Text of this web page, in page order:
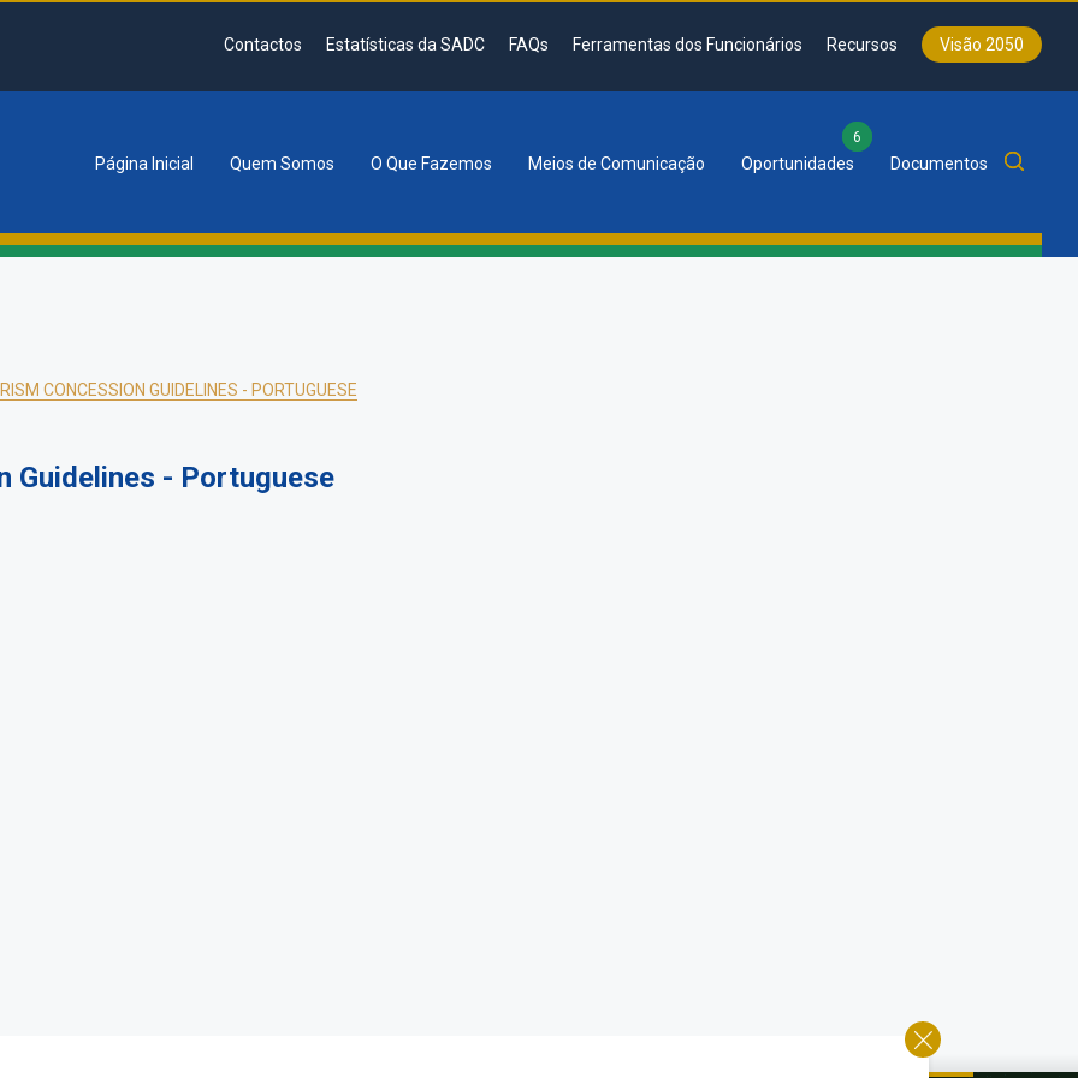
Contactos Estatísticas da SADC FAQs Ferramentas dos Funcionários Recursos Visão 2050
Página Inicial Quem Somos O Que Fazemos Meios de Comunicação Oportunidades
6
Documentos
CONCESSION GUIDELINES - PORTUGUESE
Guidelines - Portuguese